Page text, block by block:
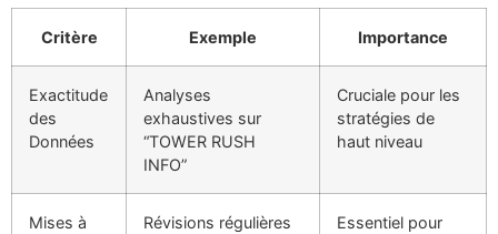
Critère Exemple Importance
Exactitude
des
Données
Analyses
exhaustives sur
“TOWER RUSH
INFO”
Cruciale pour les
stratégies de
haut niveau
Mises à
Révisions régulières
Essentiel pour